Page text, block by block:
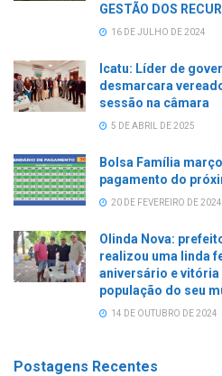
GESTÃO DOS
16 DE JULHO DE 2024
Icatu: Líder de
desmarcara
sessão na câmara
5 DE ABRIL DE 2025
Bolsa Família
pagamento do
20 DE FEVEREIRO DE 2024
Olinda Nova:
realizou uma linda
aniversário e vitória
população do seu
14 DE OUTUBRO DE 2024
Postagens Recentes